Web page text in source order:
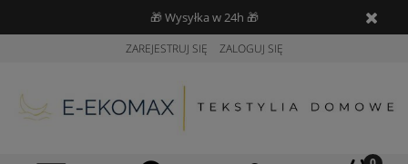
🎁 Wysyłka w 24h 🎁
ZAREJESTRUJ SIĘ ZALOGUJ SIĘ